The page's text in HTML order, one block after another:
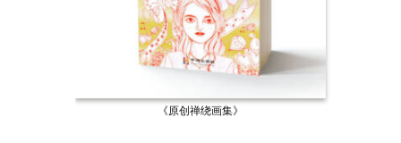
《原创禅绕画集》